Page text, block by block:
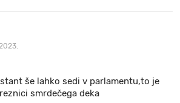
še lahko sedi v parlamentu,to je
smrdečega deka